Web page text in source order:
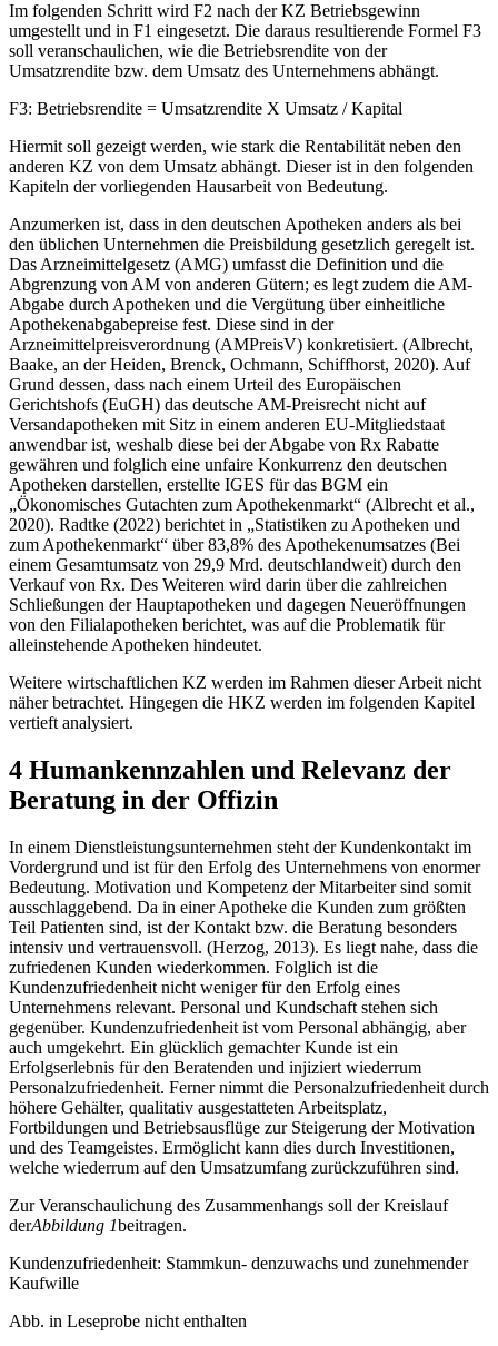
Im folgenden Schritt wird F2 nach der KZ Betriebsgewinn
umgestellt und in F1 eingesetzt. Die daraus resultierende Formel F3
soll veranschaulichen, wie die Betriebsrendite von der
Umsatzrendite bzw. dem Umsatz des Unternehmens abhängt.
F3: Betriebsrendite = Umsatzrendite X Umsatz / Kapital
Hiermit soll gezeigt werden, wie stark die Rentabilität neben den
anderen KZ von dem Umsatz abhängt. Dieser ist in den folgenden
Kapiteln der vorliegenden Hausarbeit von Bedeutung.
Anzumerken ist, dass in den deutschen Apotheken anders als bei
den üblichen Unternehmen die Preisbildung gesetzlich geregelt ist.
Das Arzneimittelgesetz (AMG) umfasst die Definition und die
Abgrenzung von AM von anderen Gütern; es legt zudem die AM-
Abgabe durch Apotheken und die Vergütung über einheitliche
Apothekenabgabepreise fest. Diese sind in der
Arzneimittelpreisverordnung (AMPreisV) konkretisiert. (Albrecht,
Baake, an der Heiden, Brenck, Ochmann, Schiffhorst, 2020). Auf
Grund dessen, dass nach einem Urteil des Europäischen
Gerichtshofs (EuGH) das deutsche AM-Preisrecht nicht auf
Versandapotheken mit Sitz in einem anderen EU-Mitgliedstaat
anwendbar ist, weshalb diese bei der Abgabe von Rx Rabatte
gewähren und folglich eine unfaire Konkurrenz den deutschen
Apotheken darstellen, erstellte IGES für das BGM ein
„Ökonomisches Gutachten zum Apothekenmarkt“ (Albrecht et al.,
2020). Radtke (2022) berichtet in „Statistiken zu Apotheken und
zum Apothekenmarkt“ über 83,8% des Apothekenumsatzes (Bei
einem Gesamtumsatz von 29,9 Mrd. deutschlandweit) durch den
Verkauf von Rx. Des Weiteren wird darin über die zahlreichen
Schließungen der Hauptapotheken und dagegen Neueröffnungen
von den Filialapotheken berichtet, was auf die Problematik für
alleinstehende Apotheken hindeutet.
Weitere wirtschaftlichen KZ werden im Rahmen dieser Arbeit nicht
näher betrachtet. Hingegen die HKZ werden im folgenden Kapitel
vertieft analysiert.
4 Humankennzahlen und Relevanz der
Beratung in der Offizin
In einem Dienstleistungsunternehmen steht der Kundenkontakt im
Vordergrund und ist für den Erfolg des Unternehmens von enormer
Bedeutung. Motivation und Kompetenz der Mitarbeiter sind somit
ausschlaggebend. Da in einer Apotheke die Kunden zum größten
Teil Patienten sind, ist der Kontakt bzw. die Beratung besonders
intensiv und vertrauensvoll. (Herzog, 2013). Es liegt nahe, dass die
zufriedenen Kunden wiederkommen. Folglich ist die
Kundenzufriedenheit nicht weniger für den Erfolg eines
Unternehmens relevant. Personal und Kundschaft stehen sich
gegenüber. Kundenzufriedenheit ist vom Personal abhängig, aber
auch umgekehrt. Ein glücklich gemachter Kunde ist ein
Erfolgserlebnis für den Beratenden und injiziert wiederrum
Personalzufriedenheit. Ferner nimmt die Personalzufriedenheit durch
höhere Gehälter, qualitativ ausgestatteten Arbeitsplatz,
Fortbildungen und Betriebsausflüge zur Steigerung der Motivation
und des Teamgeistes. Ermöglicht kann dies durch Investitionen,
welche wiederrum auf den Umsatzumfang zurückzuführen sind.
Zur Veranschaulichung des Zusammenhangs soll der Kreislauf
derAbbildung 1beitragen.
Kundenzufriedenheit: Stammkun- denzuwachs und zunehmender
Kaufwille
Abb. in Leseprobe nicht enthalten